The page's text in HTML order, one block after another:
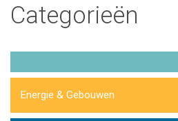
Categorieën
Energie & Gebouwen